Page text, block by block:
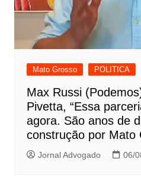
Mato Grosso POLITICA
Max Russi
Pivetta, “Essa
agora. São anos de
construção por Mato
Jornal Advogado 06/